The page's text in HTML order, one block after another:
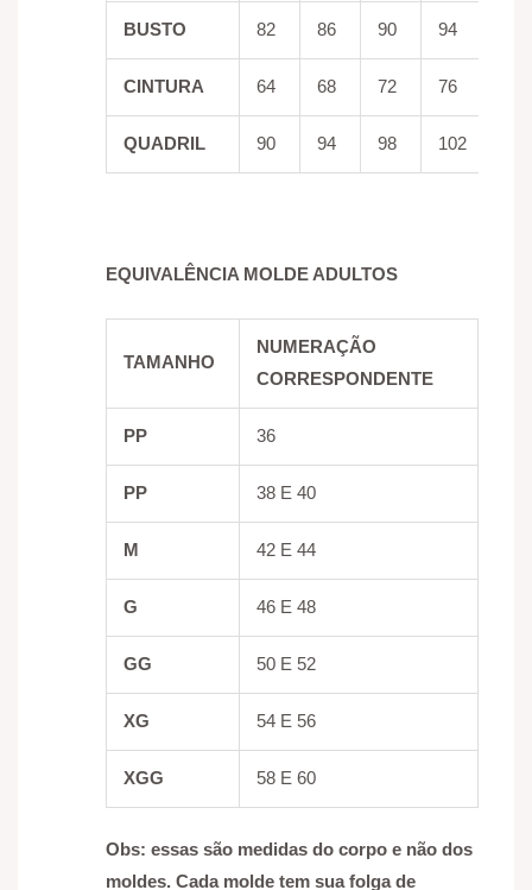
BUSTO 82 86 90 94
CINTURA 64 68 72 76
QUADRIL 90 94 98 102
EQUIVALÊNCIA MOLDE ADULTOS
TAMANHO
NUMERAÇÃO
CORRESPONDENTE
PP 36
PP 38 E 40
M 42 E 44
G 46 E 48
GG 50 E 52
XG 54 E 56
XGG 58 E 60
Obs: essas são medidas do corpo e não dos
moldes. Cada molde tem sua folga de